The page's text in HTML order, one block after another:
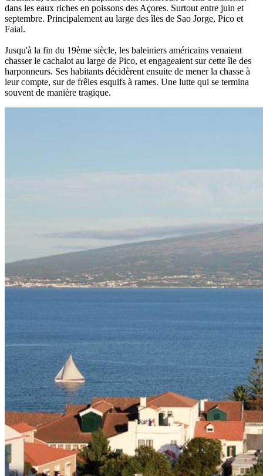
dans les eaux riches en poissons des Açores. Surtout entre juin et
septembre. Principalement au large des îles de Sao Jorge, Pico et
Faial.
Jusqu'à la fin du 19ème siècle, les baleiniers américains venaient
chasser le cachalot au large de Pico, et engageaient sur cette île des
harponneurs. Ses habitants décidèrent ensuite de mener la chasse à
leur compte, sur de frêles esquifs à rames. Une lutte qui se termina
souvent de manière tragique.